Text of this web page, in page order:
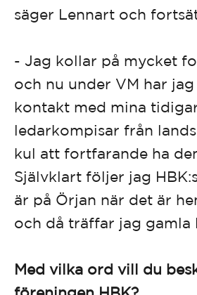
säger Lennart och
- Jag kollar på mycket
och nu under VM har
kontakt med mina
ledarkompisar från
kul att fortfarande ha
Självklart följer jag
är på Örjan när det är
och då träffar jag gamla
Med vilka ord vill du